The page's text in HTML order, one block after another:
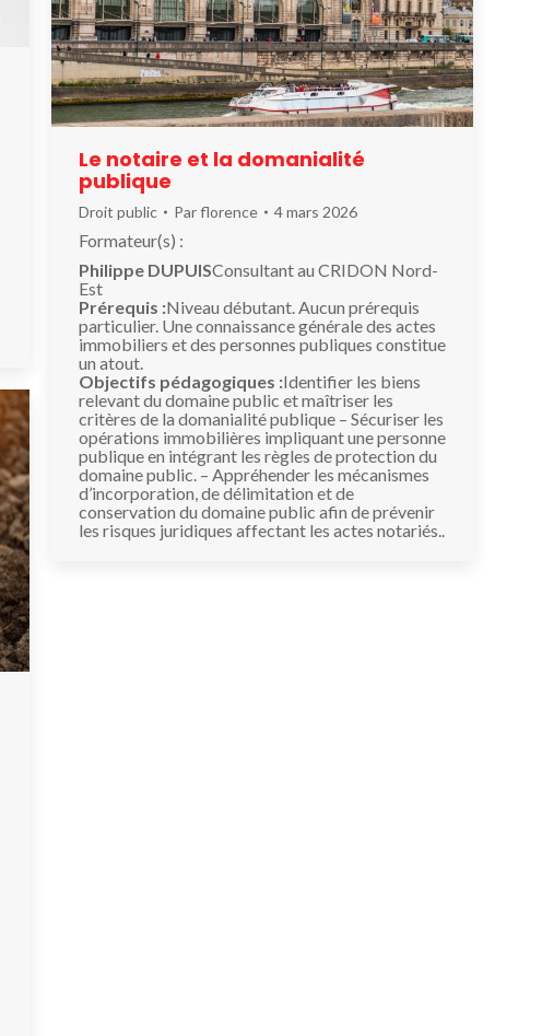
Le notaire et la domanialité
publique
Droit public Parflorence 4 mars 2026
Formateur(s) :
Philippe DUPUISConsultant au CRIDON Nord-
Est
Prérequis :Niveau débutant. Aucun prérequis
particulier. Une connaissance générale des actes
immobiliers et des personnes publiques constitue
un atout.
Objectifs pédagogiques :Identifier les biens
relevant du domaine public et maîtriser les
critères de la domanialité publique – Sécuriser les
opérations immobilières impliquant une personne
publique en intégrant les règles de protection du
domaine public. – Appréhender les mécanismes
d’incorporation, de délimitation et de
conservation du domaine public afin de prévenir
les risques juridiques affectant les actes notariés..